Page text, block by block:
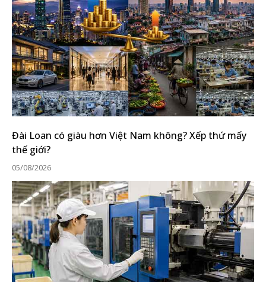
Đài Loan có giàu hơn Việt Nam không? Xếp thứ mấy
thế giới?
05/08/2026